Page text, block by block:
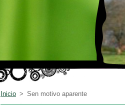
Inicio > Sen motivo aparente